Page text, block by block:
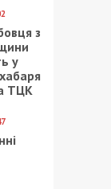
з
у
ТЦК